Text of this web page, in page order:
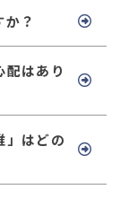
？
はあり
」はどの